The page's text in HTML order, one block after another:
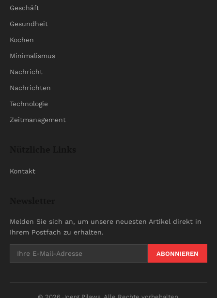
Geschäft
Gesundheit
Kochen
Minimalismus
Nachricht
Nachrichten
Technologie
Zeitmanagement
Kontakt
Melden Sie sich an, um unsere neuesten Artikel direkt in
Ihrem Postfach zu erhalten.
ABONNIEREN